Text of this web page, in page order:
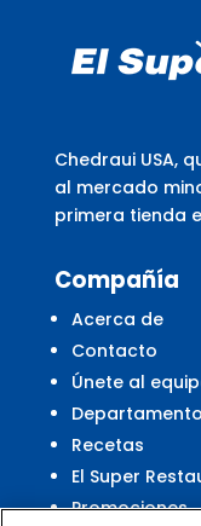
Chedraui USA,
al mercado
primera tienda
Compañía
Acerca de
Contacto
Únete al
Recetas
El Super
Promociones